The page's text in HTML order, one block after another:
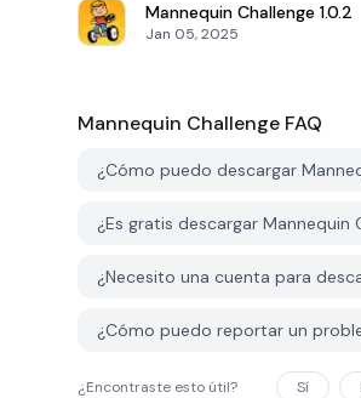
Mannequin Challenge 1.0.2
Jan 05, 2025
Mannequin Challenge FAQ
¿Cómo puedo descargar
¿Es gratis descargar Mannequin
¿Necesito una cuenta para
¿Cómo puedo reportar un
¿Encontraste esto útil? Sí